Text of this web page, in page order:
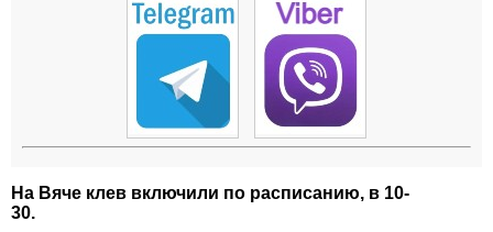
На Вяче клев включили по расписанию, в 10-
30.